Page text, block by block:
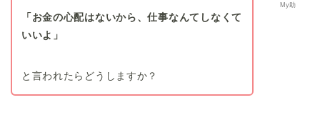
My助
「お金の心配はないから、仕事なんてしなくて
いいよ」
と言われたらどうしますか？